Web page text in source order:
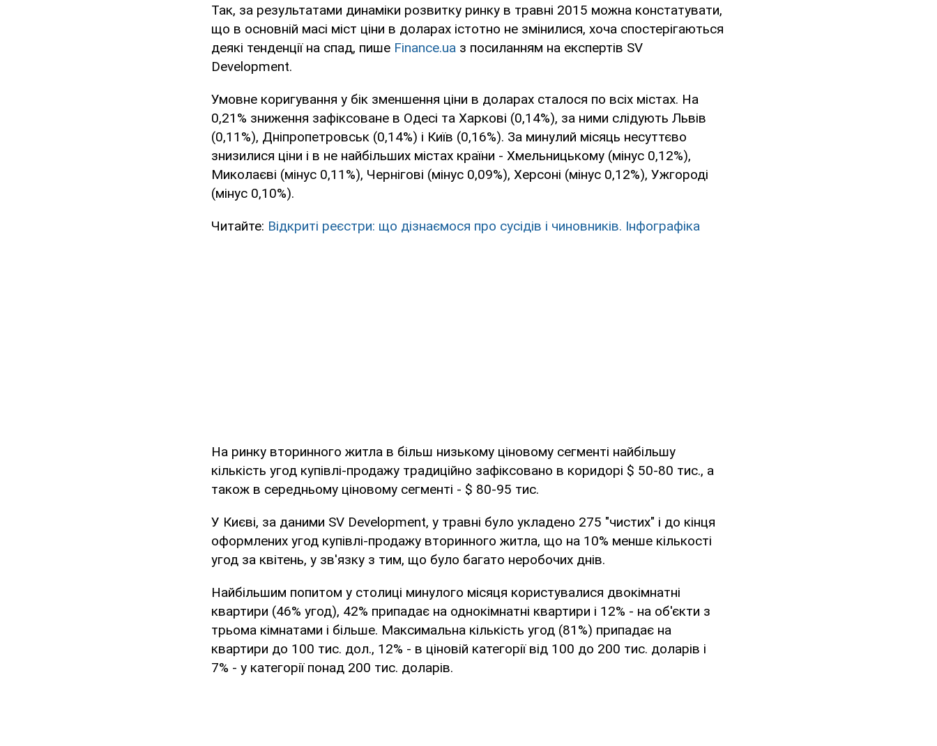
Так, за результатами динаміки розвитку ринку в травні 2015 можна констатувати,
що в основній масі міст ціни в доларах істотно не змінилися, хоча спостерігаються
деякі тенденції на спад, пише Finance.ua з посиланням на експертів SV
Development.
Умовне коригування у бік зменшення ціни в доларах сталося по всіх містах. На
0,21% зниження зафіксоване в Одесі та Харкові (0,14%), за ними слідують Львів
(0,11%), Дніпропетровськ (0,14%) і Київ (0,16%). За минулий місяць несуттєво
знизилися ціни і в не найбільших містах країни - Хмельницькому (мінус 0,12%),
Миколаєві (мінус 0,11%), Чернігові (мінус 0,09%), Херсоні (мінус 0,12%), Ужгороді
(мінус 0,10%).
Читайте: Відкриті реєстри: що дізнаємося про сусідів і чиновників. Інфографіка
На ринку вторинного житла в більш низькому ціновому сегменті найбільшу
кількість угод купівлі-продажу традиційно зафіксовано в коридорі $ 50-80 тис., а
також в середньому ціновому сегменті - $ 80-95 тис.
У Києві, за даними SV Development, у травні було укладено 275 "чистих" і до кінця
оформлених угод купівлі-продажу вторинного житла, що на 10% менше кількості
угод за квітень, у зв'язку з тим, що було багато неробочих днів.
Найбільшим попитом у столиці минулого місяця користувалися двокімнатні
квартири (46% угод), 42% припадає на однокімнатні квартири і 12% - на об'єкти з
трьома кімнатами і більше. Максимальна кількість угод (81%) припадає на
квартири до 100 тис. дол., 12% - в ціновій категорії від 100 до 200 тис. доларів і
7% - у категорії понад 200 тис. доларів.